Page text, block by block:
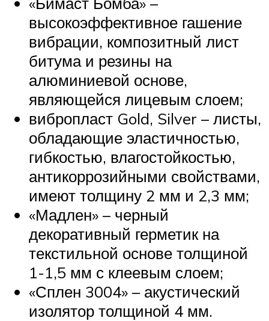
высокоэффективное гашение
вибрации, композитный лист
битума и резины на
алюминиевой основе,
являющейся лицевым слоем;
вибропласт Gold, Silver – листы,
обладающие эластичностью,
гибкостью, влагостойкостью,
антикоррозийными свойствами,
имеют толщину 2 мм и 2,3 мм;
«Мадлен» – черный
декоративный герметик на
текстильной основе толщиной
1-1,5 мм с клеевым слоем;
«Сплен 3004» – акустический
изолятор толщиной 4 мм.